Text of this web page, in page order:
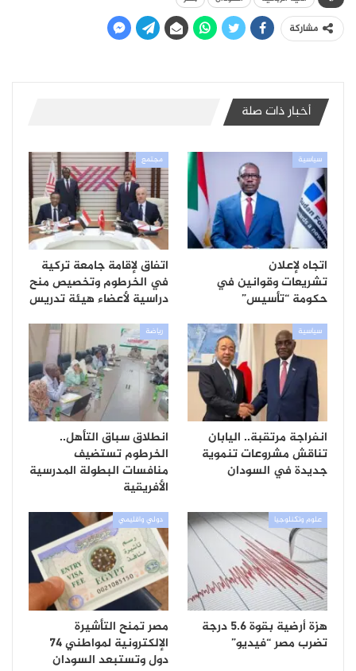
مشاركة
أخبار ذات صلة
سياسية
اتجاه لإعلان
تشريعات وقوانين في
حكومة “تأسيس”
مجتمع
اتفاق لإقامة جامعة تركية
في الخرطوم وتخصيص منح
دراسية لأعضاء هيئة تدريس
سياسية
انفراجة مرتقبة.. اليابان
تناقش مشروعات تنموية
جديدة في السودان
رياضة
انطلاق سباق التأهل..
الخرطوم تستضيف
منافسات البطولة المدرسية
الأفريقية
علوم وتكنلوجيا
هزة أرضية بقوة 5.6 درجة
تضرب مصر “فيديو”
دولي واقليمي
مصر تمنح التأشيرة
الإلكترونية لمواطني 74
دول وتستبعد السودان